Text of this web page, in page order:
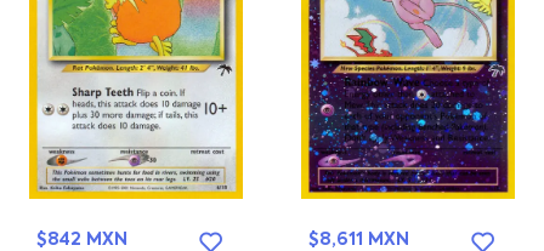
$842 MXN
$8,611 MXN